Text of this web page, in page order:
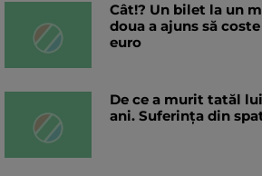
Cât!? Un bilet la un
doua a ajuns să
euro
De ce a murit tatăl
ani. Suferința din